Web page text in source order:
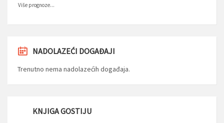
Više prognoze...
NADOLAZEĆI DOGAĐAJI
Trenutno nema nadolazećih događaja.
KNJIGA GOSTIJU